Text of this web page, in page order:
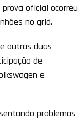
oficial ocorreu
no grid.
outras duas
de
e
problemas